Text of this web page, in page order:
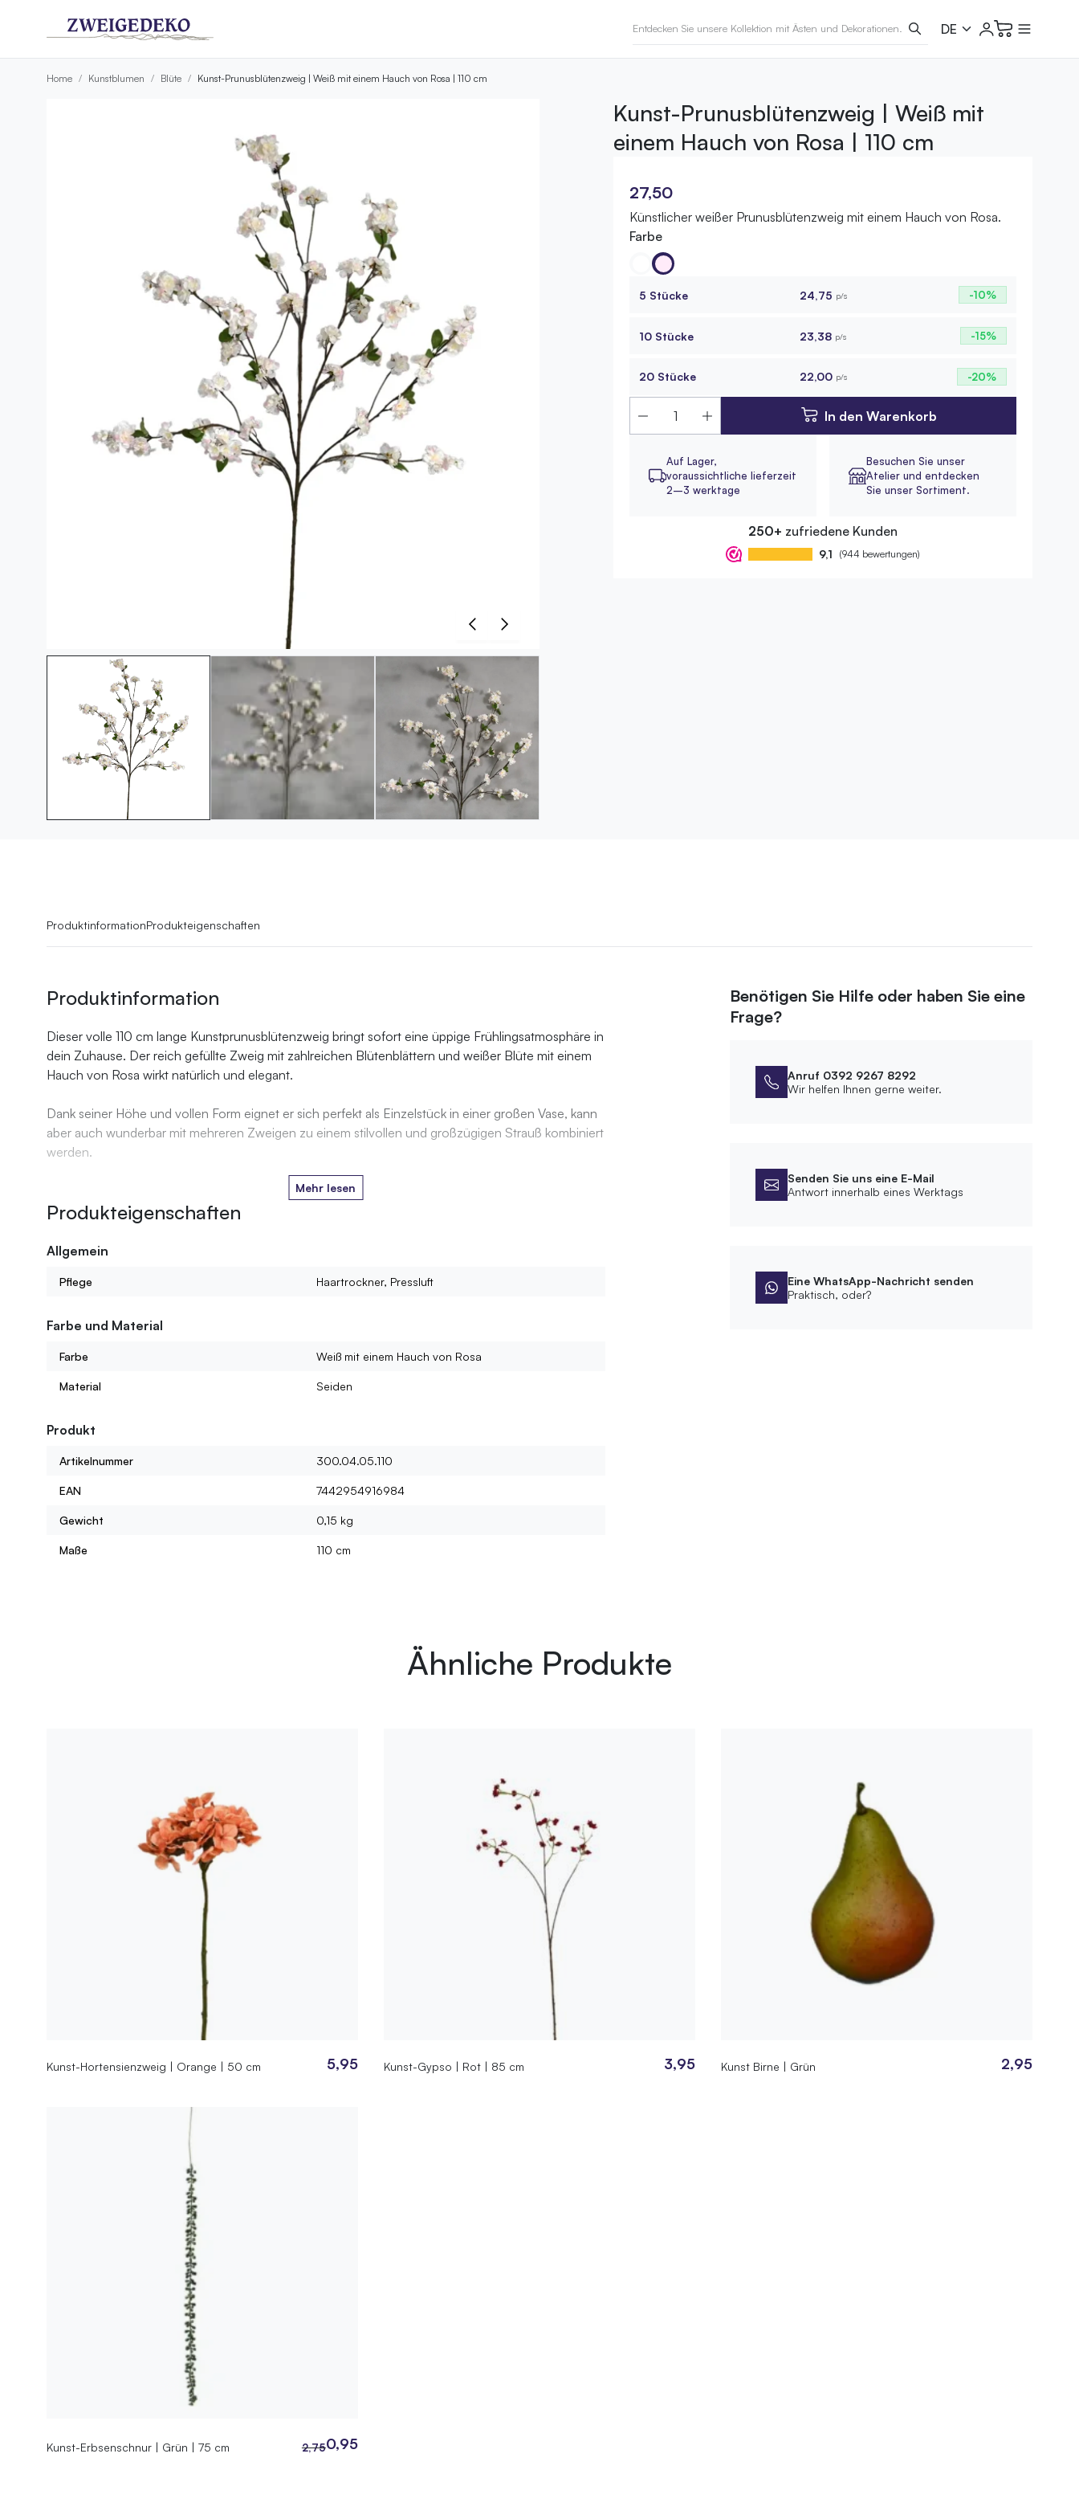
Home Kunstblumen Blüte Kunst-Prunusblütenzweig | Weiß mit einem Hauch von Rosa | 110 cm
Kunst-Prunusblütenzweig | Weiß mit
einem Hauch von Rosa | 110 cm
27,50
Künstlicher weißer Prunusblütenzweig mit einem Hauch von Rosa.
Farbe
5 Stücke 24,75 p/s -10%
10 Stücke 23,38 p/s -15%
20 Stücke 22,00 p/s -20%
In den Warenkorb
Auf Lager,
voraussichtliche lieferzeit
2–3 werktage
Besuchen Sie unser
Atelier und entdecken
Sie unser Sortiment.
250+ zufriedene Kunden
9,1 (944 bewertungen)
ProduktinformationProdukteigenschaften
Produktinformation
Dieser volle 110 cm lange Kunstprunusblütenzweig bringt sofort eine üppige Frühlingsatmosphäre in
dein Zuhause. Der reich gefüllte Zweig mit zahlreichen Blütenblättern und weißer Blüte mit einem
Hauch von Rosa wirkt natürlich und elegant.
Dank seiner Höhe und vollen Form eignet er sich perfekt als Einzelstück in einer großen Vase, kann
aber auch wunderbar mit mehreren Zweigen zu einem stilvollen und großzügigen Strauß kombiniert
werden.
Mehr lesen
Produkteigenschaften
Allgemein
Pflege Haartrockner, Pressluft
Farbe und Material
Farbe Weiß mit einem Hauch von Rosa
Material Seiden
Produkt
Artikelnummer 300.04.05.110
EAN 7442954916984
Gewicht 0,15 kg
Maße 110 cm
Benötigen Sie Hilfe oder haben Sie eine
Frage?
Anruf 0392 9267 8292
Wir helfen Ihnen gerne weiter.
Senden Sie uns eine E-Mail
Antwort innerhalb eines Werktags
Eine WhatsApp-Nachricht senden
Praktisch, oder?
Ähnliche Produkte
Kunst-Hortensienzweig | Orange | 50 cm 5,95 Kunst-Gypso | Rot | 85 cm 3,95 Kunst Birne | Grün 2,95
Kunst-Erbsenschnur | Grün | 75 cm 2,750,95